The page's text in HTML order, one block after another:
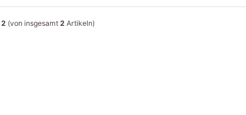
2 (von insgesamt 2 Artikeln)